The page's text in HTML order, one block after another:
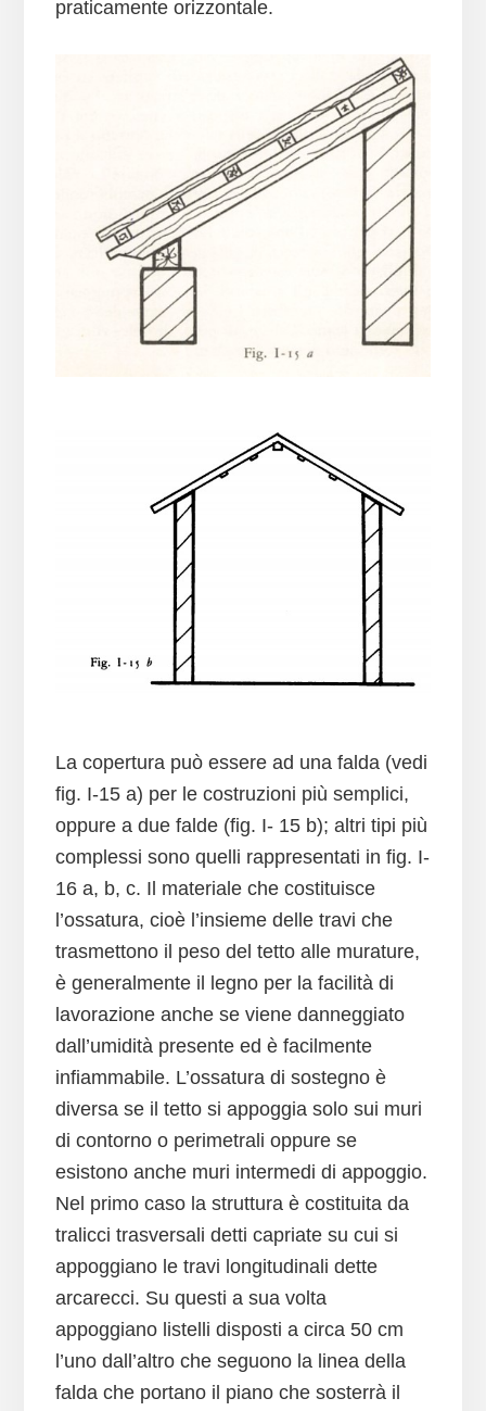
praticamente orizzontale.
La copertura può essere ad una falda (vedi
fig. I-15 a) per le costruzioni più semplici,
oppure a due falde (fig. I- 15 b); altri tipi più
complessi sono quelli rappresentati in fig. I-
16 a, b, c. Il materiale che costituisce
l’ossatura, cioè l’insieme delle travi che
trasmettono il peso del tetto alle murature,
è generalmente il legno per la facilità di
lavorazione anche se viene danneggiato
dall’umidità presente ed è facilmente
infiammabile. L’ossatura di sostegno è
diversa se il tetto si appoggia solo sui muri
di contorno o perimetrali oppure se
esistono anche muri intermedi di appoggio.
Nel primo caso la struttura è costituita da
tralicci trasversali detti capriate su cui si
appoggiano le travi longitudinali dette
arcarecci. Su questi a sua volta
appoggiano listelli disposti a circa 50 cm
l’uno dall’altro che seguono la linea della
falda che portano il piano che sosterrà il